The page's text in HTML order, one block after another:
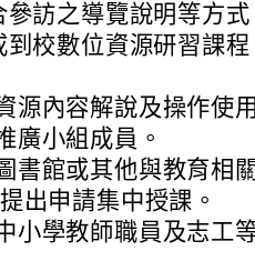
訪之導覽說明等方式
校數位資源研習課
源內容解說及操作使
廣小組成員。
書館或其他與教育相
出申請集中授課。
小學教師職員及志工